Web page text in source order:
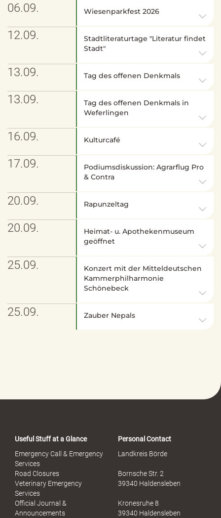
06.09. Wiesenparkfest 2026
12.09.
Stadtliteraturtage "Literatur findet
Stadt"
13.09. Tag des offenen Denkmals
13.09.
Tag des offenen Denkmals in
Weferlingen
16.09. Kulturcafé
17.09.
Podiumsdiskussion: Agrarflug Pro
& Contra
20.09. Rapunzeltag
20.09.
Heimat- u. Apothekenmuseum
geöffnet
25.09.
Konzert mit der Mitteldeutschen
Kammerphilharmonie
Schönebeck
25.09. Zauber Nepals
Useful Stuff at a Glance
Emergency Call & Emergency
Services
Road Closures
Veterinary Emergency
Services
Official Journal &
Announcements
Personal Contact
Landkreis Börde
Bornsche Str. 2
39340 Haldensleben
Kronesruhe 8
39340 Haldensleben